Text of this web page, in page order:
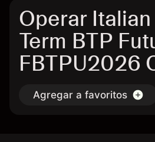
Operar
Term BTP
FBTPU2026
Agregar a favoritos